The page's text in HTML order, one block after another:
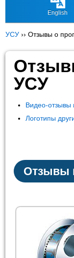
English
УСУ ››Отзывы о
УСУ
Видео-
Логотипы
Отзывы